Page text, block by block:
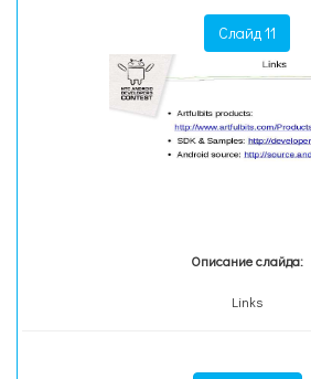
Слайд 11
Описание слайда:
Links